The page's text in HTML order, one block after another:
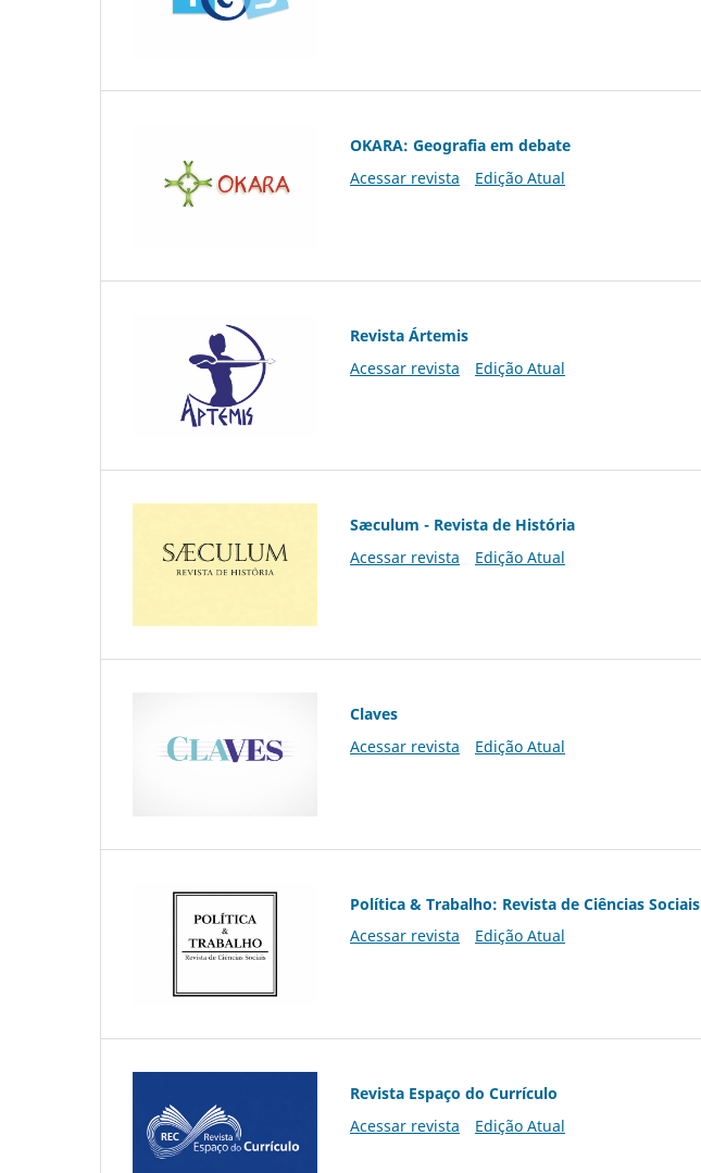
OKARA: Geografia em debate
Acessar revista
Edição Atual
Revista Ártemis
Acessar revista
Edição Atual
Sæculum - Revista de História
Acessar revista
Edição Atual
Claves
Acessar revista
Edição Atual
Política & Trabalho: Revista de Ciências Sociais
Acessar revista
Edição Atual
Revista Espaço do Currículo
Acessar revista
Edição Atual